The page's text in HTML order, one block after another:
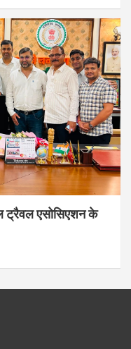
ट्रैवल एसोसिएशन के